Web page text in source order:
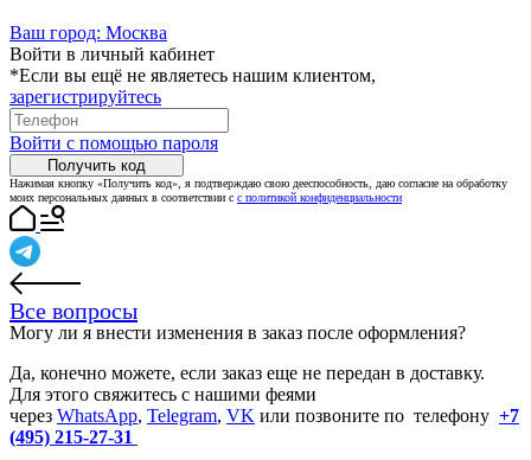
Ваш город: Москва
Войти в личный кабинет
*Если вы ещё не являетесь нашим клиентом,
зарегистрируйтесь
Войти с помощью пароля
Получить код
Нажимая кнопку «Получить код», я подтверждаю свою дееспособность, даю согласие на обработку
моих персональных данных в соответствии с с политикой конфиденциальности
Все вопросы
Могу ли я внести изменения в заказ после оформления?
Да, конечно можете, если заказ еще не передан в доставку.
Для этого свяжитесь с нашими феями
через WhatsApp, Telegram, VK или позвоните по телефону +7
(495) 215-27-31